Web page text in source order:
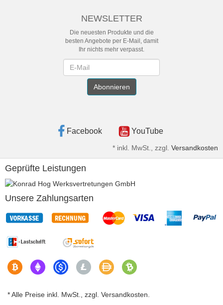
NEWSLETTER
Die neuesten Produkte und die
besten Angebote per E-Mail, damit
Ihr nichts mehr verpasst.
Abonnieren
Facebook YouTube
* inkl. MwSt., zzgl. Versandkosten
Geprüfte Leistungen
Unsere Zahlungsarten
* Alle Preise inkl. MwSt., zzgl. Versandkosten.